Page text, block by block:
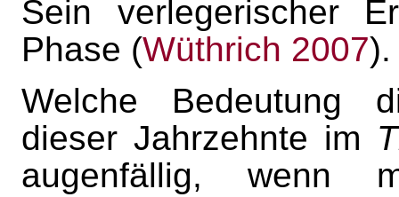
Sein verlegerischer
Phase (Wüthrich 2007).
Welche Bedeutung
dieser Jahrzehnte im
augenfällig, wenn